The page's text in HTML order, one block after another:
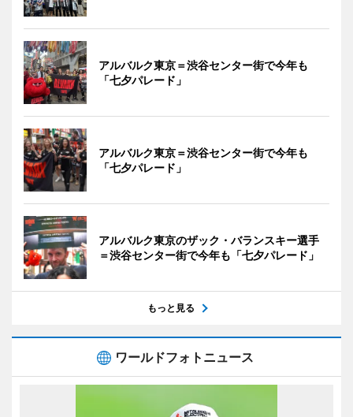
アルバルク東京＝渋谷センター街で今年も
「七夕パレード」
アルバルク東京＝渋谷センター街で今年も
「七夕パレード」
アルバルク東京のザック・バランスキー選手
＝渋谷センター街で今年も「七夕パレード」
もっと見る
ワールドフォトニュース